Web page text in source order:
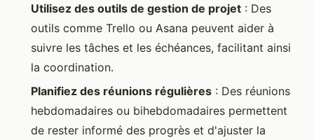
Utilisez des outils de gestion de projet : Des
outils comme Trello ou Asana peuvent aider à
suivre les tâches et les échéances, facilitant ainsi
la coordination.
Planifiez des réunions régulières : Des réunions
hebdomadaires ou bihebdomadaires permettent
de rester informé des progrès et d'ajuster la